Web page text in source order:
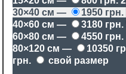
30×40 см —
1950 грн.
40×60 см —
3180 грн.
60×80 см —
4550 грн.
80×120 см —
10350
грн.
свой размер